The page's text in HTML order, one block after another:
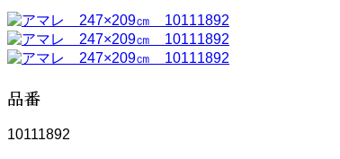
品番
10111892